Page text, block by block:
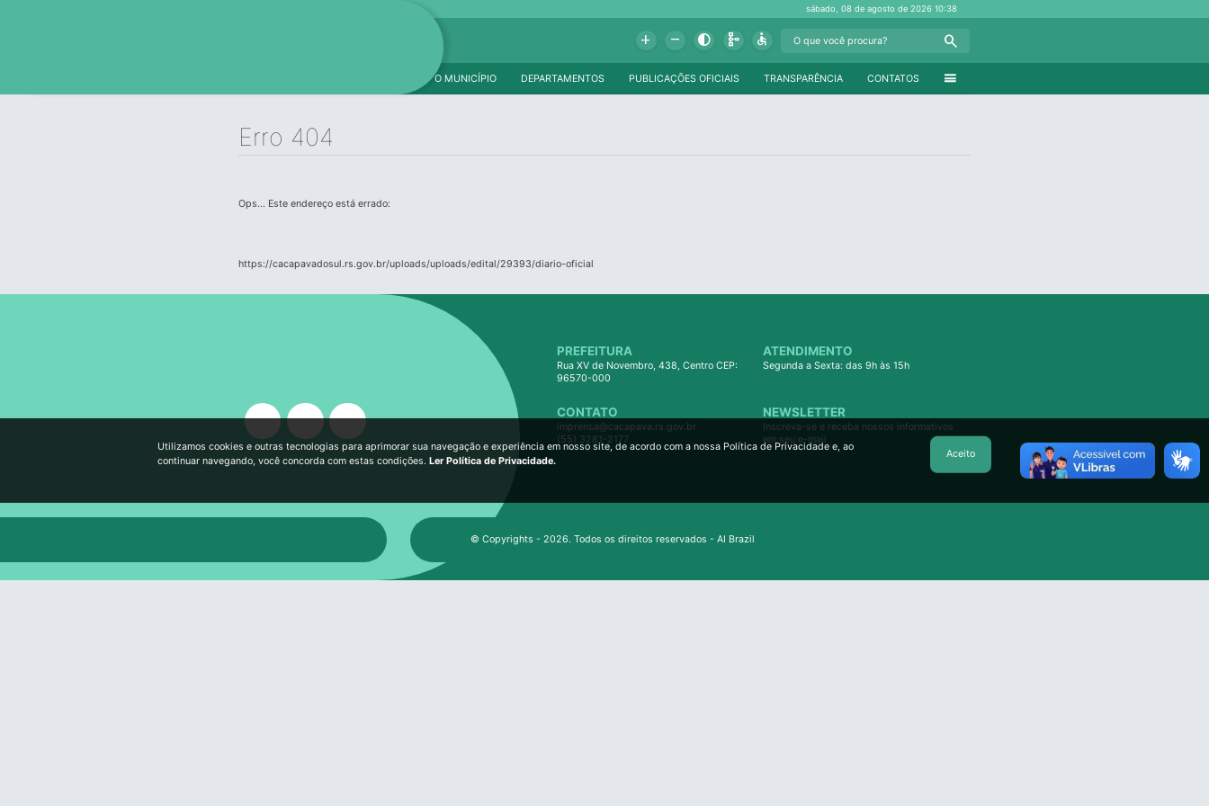
sábado, 08 de agosto de 202610:38
Add Remove Contrast Schema Accessible Search
menu
CONTATOS
TRANSPARÊNCIA
PUBLICAÇÕES OFICIAIS
DEPARTAMENTOS
O MUNICÍPIO
Erro 404
Ops... Este endereço está errado:
https://cacapavadosul.rs.gov.br/uploads/uploads/edital/29393/diario-oficial
PREFEITURA
Rua XV de Novembro, 438, Centro CEP:
96570-000
ATENDIMENTO
Segunda a Sexta: das 9h às 15h
CONTATO
imprensa@cacapava.rs.gov.br
(55) 3281-2177
NEWSLETTER
Inscreva-se e receba nossos informativos
em seu e-mail
© Copyrights - 2026. Todos os direitos reservados - AI Brazil
Utilizamos cookies e outras tecnologias para aprimorar sua navegação e experiência em nosso site, de acordo com a nossa Política de Privacidade e, ao
continuar navegando, você concorda com estas condições. Ler Política de Privacidade.
Aceito